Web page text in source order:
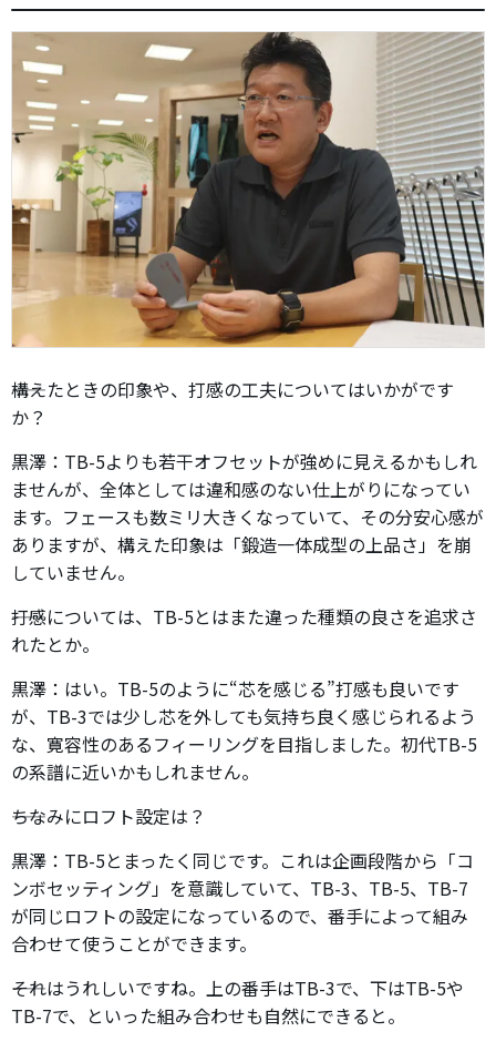
――構えたときの印象や、打感の工夫についてはいかがです
か？
黒澤：TB-5よりも若干オフセットが強めに見えるかもしれ
ませんが、全体としては違和感のない仕上がりになってい
ます。フェースも数ミリ大きくなっていて、その分安心感が
ありますが、構えた印象は「鍛造一体成型の上品さ」を崩
していません。
――打感については、TB-5とはまた違った種類の良さを追求さ
れたとか。
黒澤：はい。TB-5のように“芯を感じる”打感も良いです
が、TB-3では少し芯を外しても気持ち良く感じられるよう
な、寛容性のあるフィーリングを目指しました。初代TB-5
の系譜に近いかもしれません。
――ちなみにロフト設定は？
黒澤：TB-5とまったく同じです。これは企画段階から「コ
ンボセッティング」を意識していて、TB-3、TB-5、TB-7
が同じロフトの設定になっているので、番手によって組み
合わせて使うことができます。
――それはうれしいですね。上の番手はTB-3で、下はTB-5や
TB-7で、といった組み合わせも自然にできると。